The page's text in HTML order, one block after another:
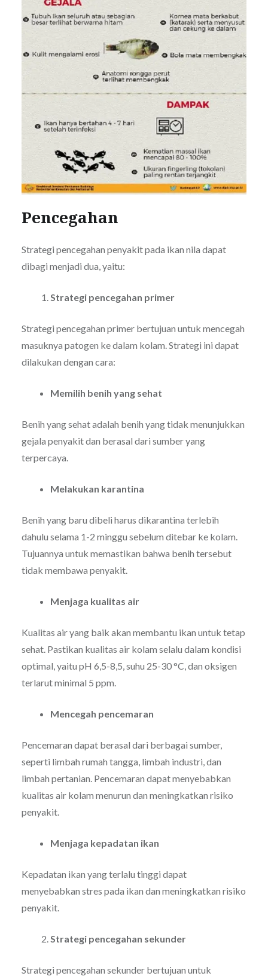
Pencegahan
Strategi pencegahan penyakit pada ikan nila dapat
dibagi menjadi dua, yaitu:
Strategi pencegahan primer
Strategi pencegahan primer bertujuan untuk mencegah
masuknya patogen ke dalam kolam. Strategi ini dapat
dilakukan dengan cara:
Memilih benih yang sehat
Benih yang sehat adalah benih yang tidak menunjukkan
gejala penyakit dan berasal dari sumber yang
terpercaya.
Melakukan karantina
Benih yang baru dibeli harus dikarantina terlebih
dahulu selama 1-2 minggu sebelum ditebar ke kolam.
Tujuannya untuk memastikan bahwa benih tersebut
tidak membawa penyakit.
Menjaga kualitas air
Kualitas air yang baik akan membantu ikan untuk tetap
sehat. Pastikan kualitas air kolam selalu dalam kondisi
optimal, yaitu pH 6,5-8,5, suhu 25-30 °C, dan oksigen
terlarut minimal 5 ppm.
Mencegah pencemaran
Pencemaran dapat berasal dari berbagai sumber,
seperti limbah rumah tangga, limbah industri, dan
limbah pertanian. Pencemaran dapat menyebabkan
kualitas air kolam menurun dan meningkatkan risiko
penyakit.
Menjaga kepadatan ikan
Kepadatan ikan yang terlalu tinggi dapat
menyebabkan stres pada ikan dan meningkatkan risiko
penyakit.
Strategi pencegahan sekunder
Strategi pencegahan sekunder bertujuan untuk